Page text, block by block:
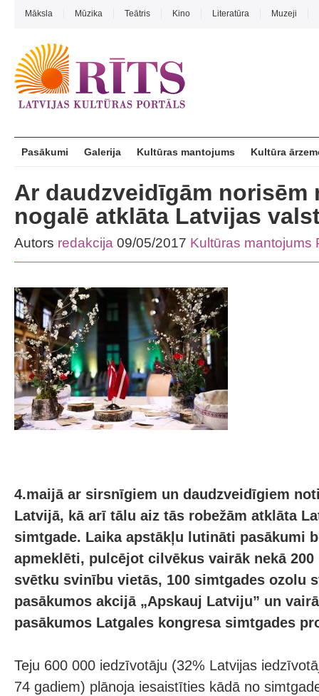
Māksla Mūzika Teātris Kino Literatūra Muzeji
Pasākumi Galerija Kultūras mantojums Kultūra
Ar daudzveidīgām norisēm
nogalē atklāta Latvijas
Autors redakcija 09/05/2017 Kultūras mantojums
4.maijā ar sirsnīgiem un daudzveidīgiem
Latvijā, kā arī tālu aiz tās robežām atklāta
simtgade. Laika apstākļu lutināti pasākumi
apmeklēti, pulcējot cilvēkus vairāk nekā 200
svētku svinību vietās, 100 simtgades ozolu
pasākumos akcijā „Apskauj Latviju” un
pasākumos Latgales kongresa simtgades
Teju 600 000 iedzīvotāju (32% Latvijas
74 gadiem) plānoja iesaistīties kādā no